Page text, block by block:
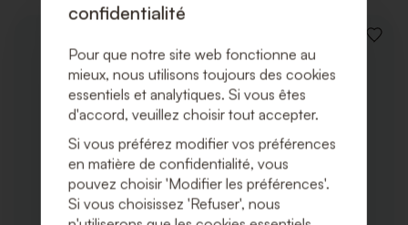
confidentialité
Pour que notre site web fonctionne au
mieux, nous utilisons toujours des cookies
essentiels et analytiques. Si vous êtes
d'accord, veuillez choisir tout accepter.
Si vous préférez modifier vos préférences
en matière de confidentialité, vous
pouvez choisir 'Modifier les préférences'.
Si vous choisissez 'Refuser', nous